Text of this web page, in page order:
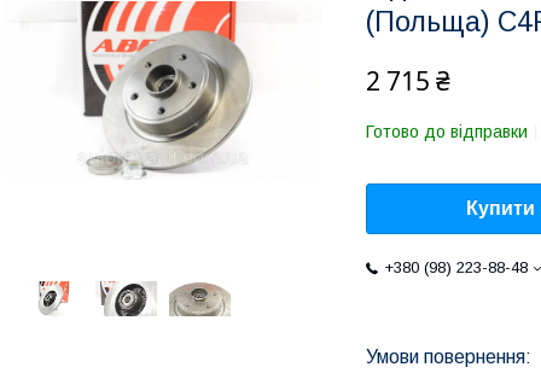
(Польща)
2 715 ₴
Готово до відправки
Купити
+380 (98) 223-88-48